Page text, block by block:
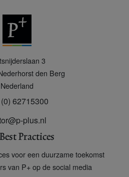
3
den Berg
Nederland
62715300
plus.nl
Practices
voor een duurzame toekomst
van P+ op de social media